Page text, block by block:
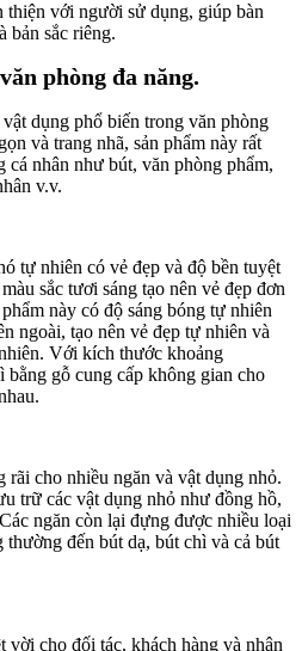
thiện với người sử dụng, giúp bàn
bản sắc riêng.
phòng đa năng.
dụng phổ biến trong văn phòng
và trang nhã, sản phẩm này rất
cá nhân như bút, văn phòng phẩm,
v.v.
tự nhiên có vẻ đẹp và độ bền tuyệt
sắc tươi sáng tạo nên vẻ đẹp đơn
này có độ sáng bóng tự nhiên
ngoài, tạo nên vẻ đẹp tự nhiên và
Với kích thước khoảng
gỗ cung cấp không gian cho
cho nhiều ngăn và vật dụng nhỏ.
trữ các vật dụng nhỏ như đồng hồ,
ngăn còn lại đựng được nhiều loại
đến bút dạ, bút chì và cả bút
vời cho đối tác, khách hàng và nhân